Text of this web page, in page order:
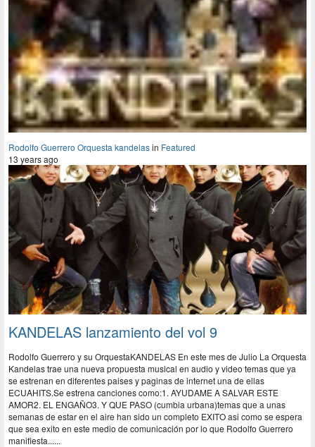
Rodolfo Guerrero Orquesta kandelasin Featured
13 years ago
KANDELAS lanzamiento del vol 9
Rodolfo Guerrero y su OrquestaKANDELAS En este mes de Julio La Orquesta
Kandelas trae una nueva propuesta musical en audio y video temas que ya
se estrenan en diferentes paises y paginas de internet una de ellas
ECUAHITS.Se estrena canciones como:1. AYUDAME A SALVAR ESTE
AMOR2. EL ENGAÑO3. Y QUE PASO (cumbia urbana)temas que a unas
semanas de estar en el aire han sido un completo EXITO asi como se espera
que sea exito en este medio de comunicación por lo que Rodolfo Guerrero
manifiesta......